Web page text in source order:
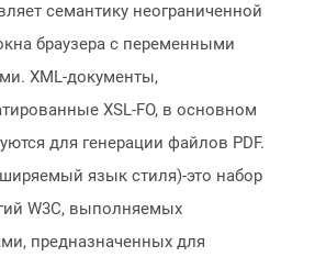
семантику неограниченной
браузера с переменными
XML-документы,
XSL-FO, в основном
для генерации файлов PDF.
язык стиля)-это набор
W3C, выполняемых
предназначенных для